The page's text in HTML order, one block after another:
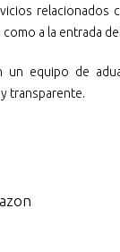
relacionados
a la entrada
equipo de
transparente.